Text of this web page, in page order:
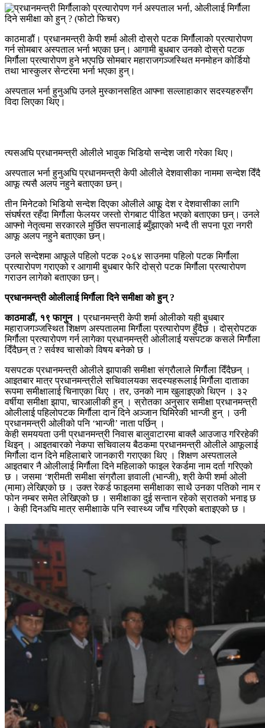
काठमाडौं। प्रधानमन्त्री केपी शर्मा ओली दोस्रो पटक मिर्गौलाको प्रत्यारोपण
गर्न सोमबार अस्पताल भर्ना भएका छन्। आगामी बुधबार उनको दोस्रो पटक
मिर्गौला प्रत्यारोपण हुने भएपछि सोमबार महाराजगञ्जस्थित मनमोहन कोर्डियो
तथा भास्कुलर सेन्टरमा भर्ना भएका हुन्।
अस्पताल भर्ना हुनुअघि उनले मुस्कानसहित आफ्ना सल्लाहाकार सदस्यहरुसँग
विदा लिएका थिए।
त्यसअघि प्रधानमन्त्री ओलीले भावुक भिडियो सन्देश जारी गरेका थिए।
अस्पताल भर्ना हुनुअघि प्रधानमन्त्री केपी ओलीले देशवासीका नाममा सन्देश दिँदै
आफू त्यसै अलप नहुने बताएका छन्।
तीन मिनेटको भिडियो सन्देश दिएका ओलीले आफूू देश र देशवासीका लागि
संघर्षरत रहँदा मिर्गौला फेलयर जस्तो रोगबाट पीडित भएको बताएका छन्। उनले
आफ्नो नेतृत्वमा सरकारले मुर्छित सपनालाई ब्युँझाएको भन्दै ती सपना पूरा नगरी
आफू अलप नहुने बताएका छन्।
उनले सन्देशमा आफूले पहिलो पटक २०६४ साउनमा पहिलो पटक मिर्गौला
प्रत्यारोपण गराएको र आगामी बुधबार फेरि दोस्रो पटक मिर्गौला प्रत्यारोपण
गराउन लागेको बताएका छन्।
प्रधानमन्त्री ओलीलाई मिर्गौला दिने समीक्षा को हुन् ?
काठमाडौं, १९ फागुन । प्रधानमन्त्री केपी शर्मा ओलीको यही बुधबार
महाराजगञ्जस्थित शिक्षण अस्पतालमा मिर्गौला प्रत्यारोपण हुँदैछ । दोस्रोपटक
मिर्गौला प्रत्यारोपण गर्न लागेका प्रधानमन्त्री ओलीलाई यसपटक कसले मिर्गौला
दिँदैछन् त ? सर्वश्व चासोको विषय बनेको छ ।
यसपटक प्रधानमन्त्री ओलीले झापाकी समीक्षा संग्रौलाले मिर्गौला दिँदैछन् ।
आइतबार मात्र प्रधानमन्त्रीले सचिवालयका सदस्यहरूलाई मिर्गौला दाताका
रूपमा समीक्षालाई चिनाएका थिए । तर, उनको नाम खुलाइएको थिएन । ३२
वर्षीया समीक्षा झापा, चारआलीकी हुन् । स्रोतका अनुसार समीक्षा प्रधानमन्त्री
ओलीलाई पहिलोपटक मिर्गाैला दान दिने अञ्जान घिमिरेकी भान्जी हुन् । उनी
प्रधानमन्त्री ओलीको पनि ‘भान्जी’ नाता पर्छिन् ।
केही समययता उनी प्रधानमन्त्री निवास बालुवाटारमा बाक्लै आउजाउ गरिरहेकी
थिइन् । आइतबारको नेकपा सचिवालय बैठकमा प्रधानमन्त्री ओलीले आफूलाई
मिर्गौला दान दिने महिलाबारे जानकारी गराएका थिए । शिक्षण अस्पतालले
आइतबार नै ओलीलाई मिर्गौला दिने महिलाको फाइल रेकर्डमा नाम दर्ता गरिएको
छ । जसमा ‘श्रीमती समीक्षा संग्रौला ज्ञवाली (भान्जी), श्री केपी शर्मा ओली
(मामा) लेखिएको छ । उक्त रेकर्ड फाइलमा समीक्षाका साथै उनका पतिको नाम र
फोन नम्बर समेत लेखिएको छ । समीक्षाका दुई सन्तान रहेको स्रातको भनाइ छ
। केही दिनअघि मात्र समीक्षााके पनि स्वास्थ्य जाँच गरिएको बताइएको छ ।